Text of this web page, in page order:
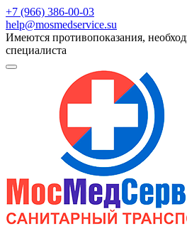
+7 (966) 386-00-03
help@mosmedservice.su
Имеются противопоказания,
специалиста